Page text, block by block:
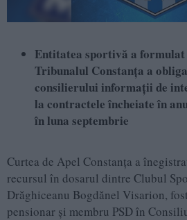
Entitatea sportivă a formulat
Tribunalul Constanța a
consilierului informații de
la contractele încheiate în
în luna septembrie
Curtea de Apel Constanța a
recursul în dosarul dintre Clubul
Drăghiceanu Bogdănel Visarion,
pensionar și membru PSD în